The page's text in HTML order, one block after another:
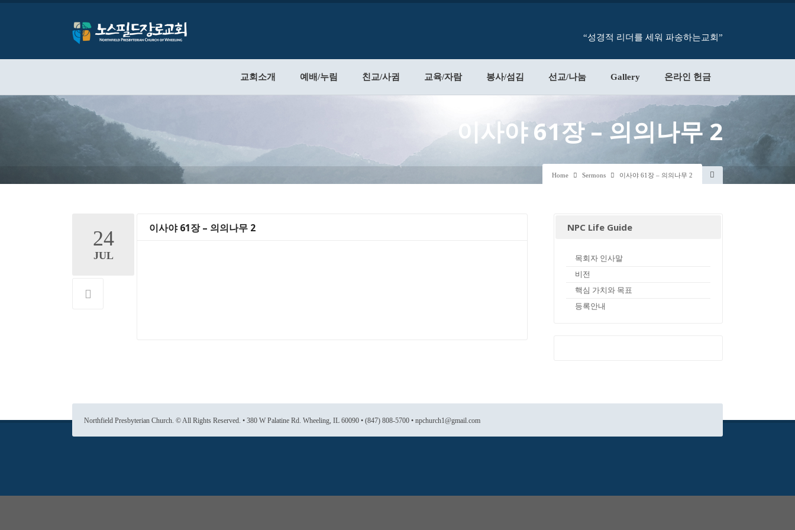
“성경적 리더를 세워 파송하는교회”
교회소개 예배/누림 친교/사귐 교육/자람 봉사/섬김 선교/나눔 Gallery 온라인 헌금
Home Sermons 이사야 61장 – 의의나무 2
이사야 61장 – 의의나무 2
24
JUL
이사야 61장 – 의의나무 2 NPC Life Guide
목회자 인사말
비전
핵심 가치와 목표
등록안내
Northfield Presbyterian Church. © All Rights Reserved. • 380 W Palatine Rd. Wheeling, IL 60090 • (847) 808-5700 • npchurch1@gmail.com